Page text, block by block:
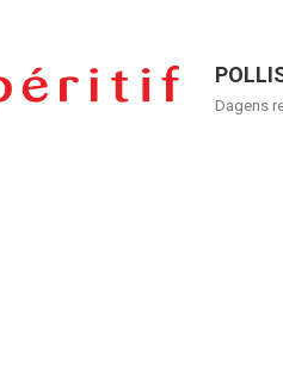
Dagens